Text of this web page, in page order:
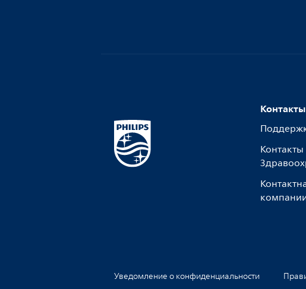
Уведомление о конфиденциальности